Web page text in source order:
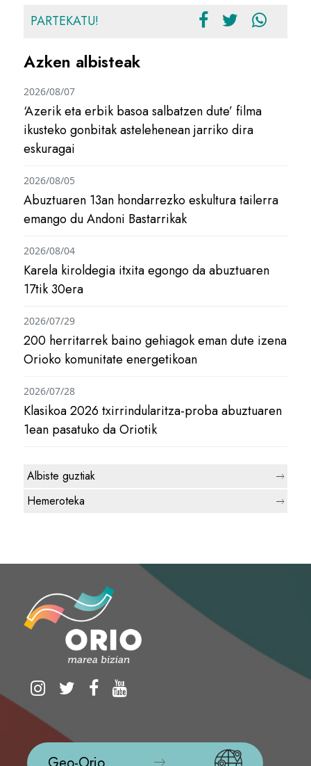
PARTEKATU!
Azken albisteak
‘Azerik eta erbik basoa salbatzen dute’ filma
ikusteko gonbitak astelehenean jarriko dira
eskuragai
2026/08/07
Abuztuaren 13an hondarrezko eskultura tailerra
emango du Andoni Bastarrikak
2026/08/05
Karela kiroldegia itxita egongo da abuztuaren
17tik 30era
2026/08/04
200 herritarrek baino gehiagok eman dute izena
Orioko komunitate energetikoan
2026/07/29
Klasikoa 2026 txirrindularitza-proba abuztuaren
1ean pasatuko da Oriotik
2026/07/28
Albiste guztiak
Hemeroteka